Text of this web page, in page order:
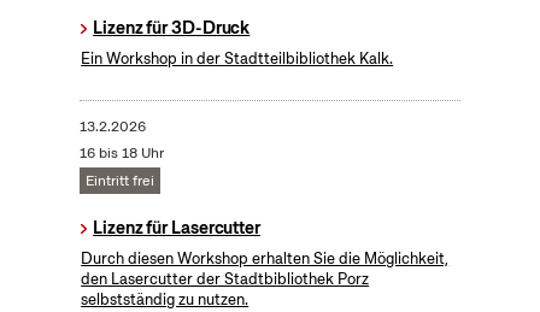
Lizenz für 3D-Druck
Ein Workshop in der Stadtteilbibliothek Kalk.
13.2.2026
16 bis 18 Uhr
Eintritt frei
Lizenz für Lasercutter
Durch diesen Workshop erhalten Sie die Möglichkeit,
den Lasercutter der Stadtbibliothek Porz
selbstständig zu nutzen.